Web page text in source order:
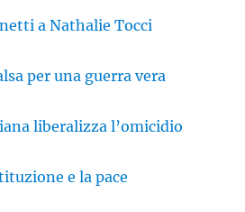
a Nathalie Tocci
per una guerra vera
liberalizza l’omicidio
e la pace